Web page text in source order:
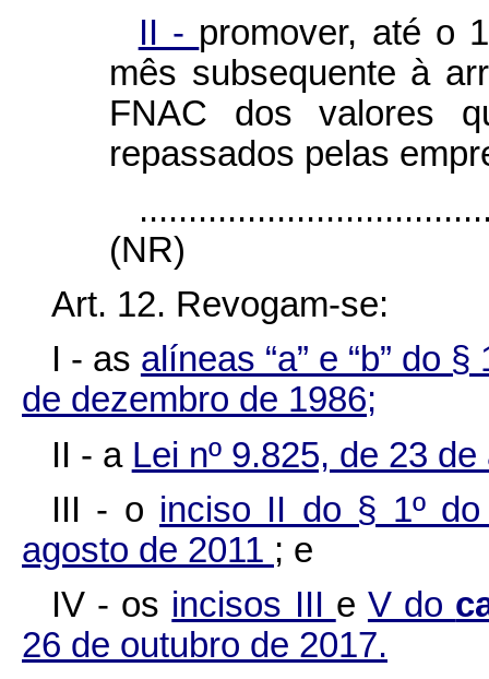
II - promover, até o
mês subsequente à
FNAC dos valores
repassados pelas
(NR)
Art. 12. Revogam-se:
I - as alíneas “a” e “b” do
de dezembro de 1986;
II - a Lei nº 9.825, de 23
III - o inciso II do § 1º
agosto de 2011 ; e
IV - os incisos III e V do
26 de outubro de 2017.